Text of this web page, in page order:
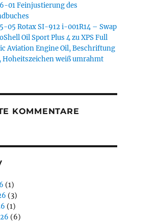
01 Feinjustierung des
05 Rotax SI-912 i-001R14 – Swap
Oil Sport Plus 4 zu XPS Full
Aviation Engine Oil, Beschriftung
Hoheitszeichen weiß umrahmt
KOMMENTARE
(1)
(3)
(1)
(6)